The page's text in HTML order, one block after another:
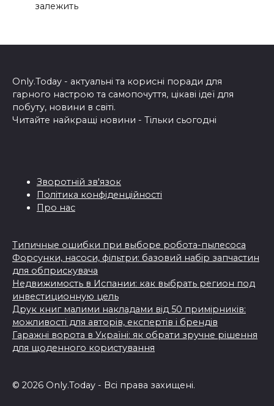
залежить
Only.Today - актуальні та корисні поради для
гарного настрою та самопочуття, цікаві ідеї для
побуту, новини в світі.
Читайте найкращі новини - Тільки сьогодні
Зворотній зв'язок
Політика конфіденційності
Про нас
Типичные ошибки при выборе робота-пылесоса
Форсунки, насоси, фільтри: базовий набір запчастин
для обприскувача
Недвижимость в Испании: как выбрать регион под
инвестиционную цель
Друк книг малими накладами від 50 примірників:
можливості для авторів, експертів і брендів
Гаражні ворота в Україні: як обрати зручне рішення
для щоденного користування
© 2026 Only.Today - Всі права захищені.